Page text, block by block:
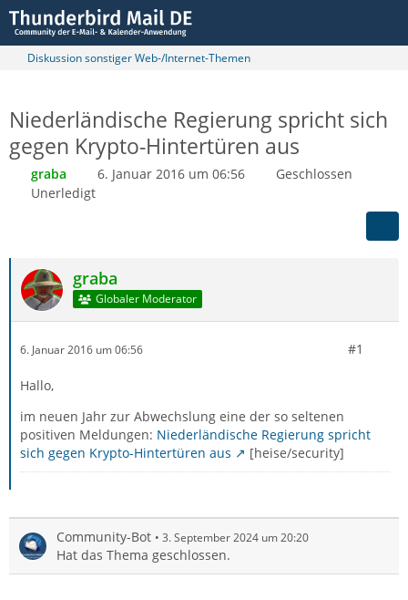
Diskussion sonstiger Web-/Internet-Themen
Niederländische Regierung spricht sich
gegen Krypto-Hintertüren aus
graba 6. Januar 2016 um 06:56
Geschlossen
Unerledigt
graba
Globaler Moderator
6. Januar 2016 um 06:56 #1
Hallo,
im neuen Jahr zur Abwechslung eine der so seltenen
positiven Meldungen: Niederländische Regierung spricht
sich gegen Krypto-Hintertüren aus
[heise/security]
Community-Bot 3. September 2024 um 20:20
Hat das Thema geschlossen.